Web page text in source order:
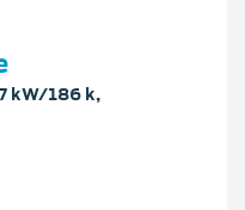
kW/186 k,